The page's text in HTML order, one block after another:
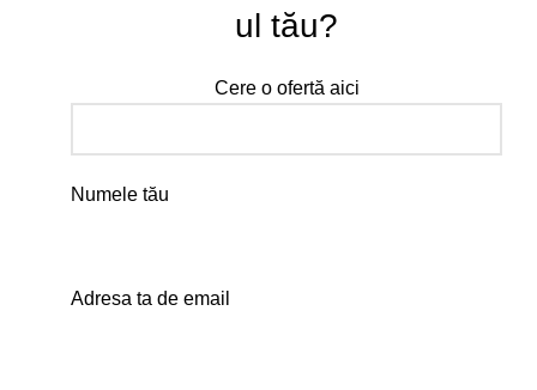
ul tău?
Cere o ofertă aici
Numele tău
Adresa ta de email